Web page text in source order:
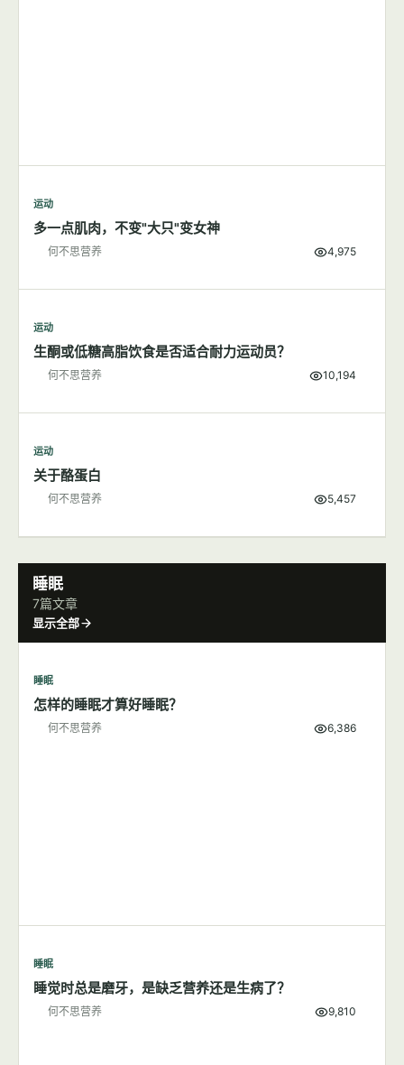
运动
多一点肌肉，不变"大只"变女神
何不思营养 4,975
运动
生酮或低糖高脂饮食是否适合耐力运动员？
何不思营养 10,194
运动
关于酪蛋白
何不思营养 5,457
睡眠
7篇文章
显示全部
睡眠
怎样的睡眠才算好睡眠？
何不思营养 6,386
睡眠
睡觉时总是磨牙，是缺乏营养还是生病了？
何不思营养 9,810